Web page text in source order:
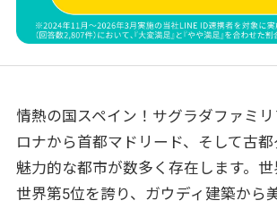
情熱の国スペイン！サグラダファミ
ロナから首都マドリード、そして古都
魅力的な都市が数多く存在します。
世界第5位を誇り、ガウディ建築から